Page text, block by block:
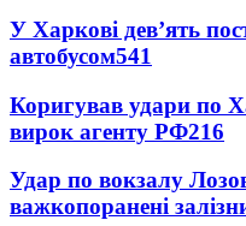
У Харкові дев’ять
автобусом541
Коригував удари по
вирок агенту РФ216
Удар по вокзалу
важкопоранені